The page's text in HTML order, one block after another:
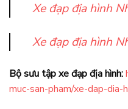
Xe đạp địa hình
Xe đạp địa hình
Bộ sưu tập xe đạp địa hình:
muc-san-pham/xe-dap-dia-